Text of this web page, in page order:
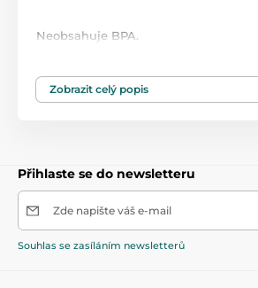
Neobsahuje BPA.
Rozměry:délka - 11 cm, šířka - 8 cm.
Chladící kousátka na zuby
Zobrazit celý popis
Přihlaste se do newsletteru
Zde napište váš e-mail
Souhlas se zasíláním newsletterů